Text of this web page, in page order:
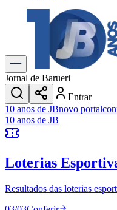
Explore Tudo
Últimas Notícias
Previsão do Tempo
Trânsito e Rotas
Dia a Dia & Lazer
Transportes
Gastronomia
Cinema & Shows
JogosNovo
Anuncie no Portal
Cadastrar Empresa
Divulgar VagasNovo
Publicidade Legal
Jornal de Barueri
Entrar
10 anos de JBnovo portal
10 anos de JB
Loterias
Resultados das loterias